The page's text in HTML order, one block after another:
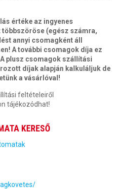
értéke az ingyenes
(egész számra,
annyi csomagként áll
A további csomagok díja ez
plusz csomagok szállítási
díjak alapján kalkuláljuk de
a vásárlóval!
feltételeiről
tájékozódhat!
KERESŐ